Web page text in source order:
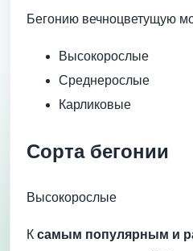
Бегонию вечноцветущую
Высокорослые
Среднерослые
Карликовые
Сорта бегонии
Высокорослые
К самым популярным и